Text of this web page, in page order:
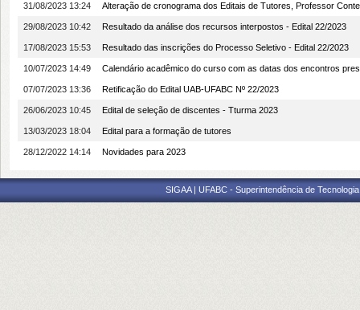
31/08/2023 13:24 Alteração de cronograma dos Editais de Tutores, Professor
29/08/2023 10:42 Resultado da análise dos recursos interpostos - Edital 22/2023
17/08/2023 15:53 Resultado das inscrições do Processo Seletivo - Edital 22/2023
10/07/2023 14:49 Calendário acadêmico do curso com as datas dos encontros
07/07/2023 13:36 Retificação do Edital UAB-UFABC Nº 22/2023
26/06/2023 10:45 Edital de seleção de discentes - Tturma 2023
13/03/2023 18:04 Edital para a formação de tutores
28/12/2022 14:14 Novidades para 2023
SIGAA | UFABC - Superintendência de